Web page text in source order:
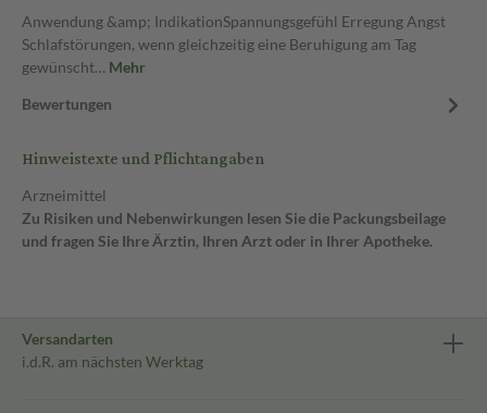
Anwendung &amp; IndikationSpannungsgefühl Erregung Angst
Schlafstörungen, wenn gleichzeitig eine Beruhigung am Tag
gewünscht… Mehr
Bewertungen
Hinweistexte und Pflichtangaben
Arzneimittel
Zu Risiken und Nebenwirkungen lesen Sie die Packungsbeilage
und fragen Sie Ihre Ärztin, Ihren Arzt oder in Ihrer Apotheke.
Versandarten
i.d.R. am nächsten Werktag